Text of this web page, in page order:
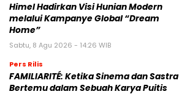
Himel Hadirkan Visi Hunian Modern
melalui Kampanye Global “Dream
Home”
Sabtu, 8 Agu 2026 - 14:26 WIB
Pers Rilis
FAMILIARITÉ: Ketika Sinema dan Sastra
Bertemu dalam Sebuah Karya Puitis